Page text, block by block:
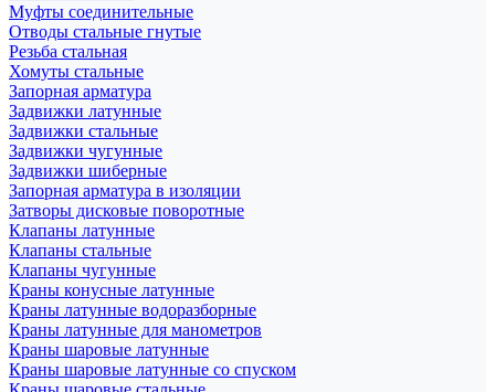
Муфты соединительные
Отводы стальные гнутые
Резьба стальная
Хомуты стальные
Запорная арматура
Задвижки латунные
Задвижки стальные
Задвижки чугунные
Задвижки шиберные
Запорная арматура в изоляции
Затворы дисковые поворотные
Клапаны латунные
Клапаны стальные
Клапаны чугунные
Краны конусные латунные
Краны латунные водоразборные
Краны латунные для манометров
Краны шаровые латунные
Краны шаровые латунные со спуском